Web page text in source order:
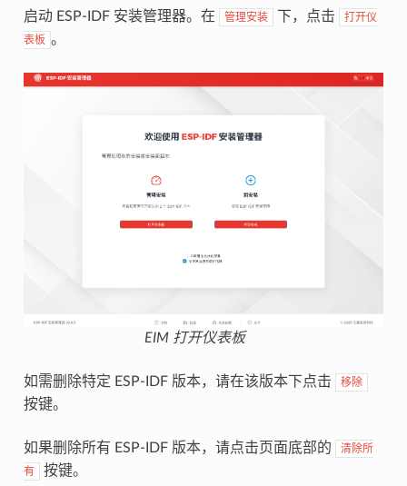
启动 ESP-IDF 安装管理器。在 管理安装 下，点击
打开仪
表板 。
EIM 打开仪表板
如需删除特定 ESP-IDF 版本，请在该版本下点击 移除
按键。
如果删除所有 ESP-IDF 版本，请点击页面底部的
清除所
有
按键。